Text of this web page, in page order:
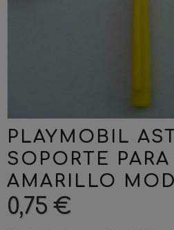
PLAYMOBIL
SOPORTE
AMARILLO
0,75 €